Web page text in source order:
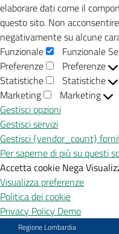
elaborare dati come il
questo sito. Non
negativamente su alcune
Funzionale
Funzionale
Preferenze
Preferenze
Statistiche
Statistiche
Marketing
Marketing
Gestisci opzioni
Gestisci servizi
Gestisci {vendor_count}
Per saperne di più su questi
Accetta cookie Nega
Visualizza preferenze
Politica dei cookie
Privacy Policy Demo
Vai ai contenuti
Vai al footer
Regione Lombardia